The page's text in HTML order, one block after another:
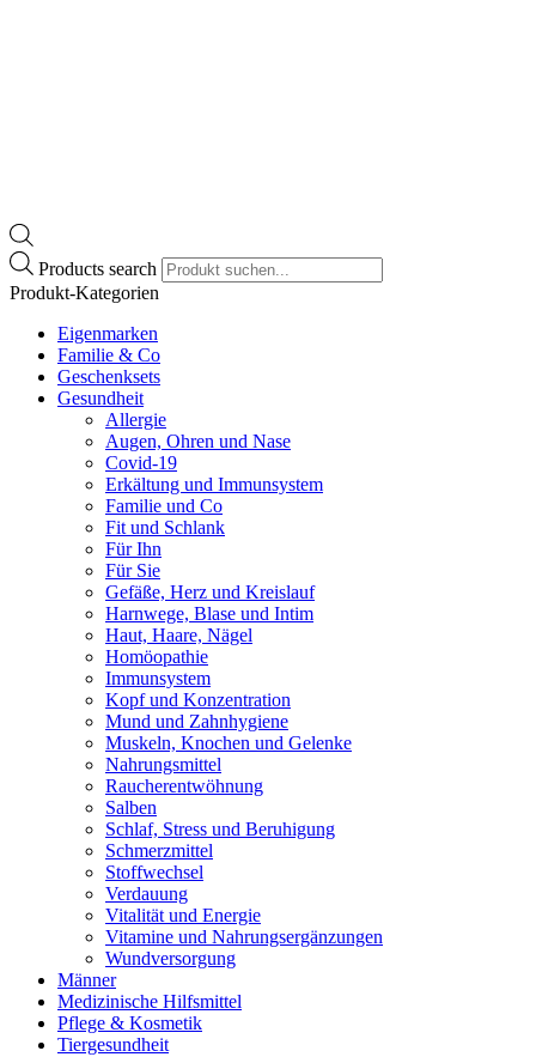
Products search
Produkt-Kategorien
Eigenmarken
Familie & Co
Geschenksets
Gesundheit
Allergie
Augen, Ohren und Nase
Covid-19
Erkältung und Immunsystem
Familie und Co
Fit und Schlank
Für Ihn
Für Sie
Gefäße, Herz und Kreislauf
Harnwege, Blase und Intim
Haut, Haare, Nägel
Homöopathie
Immunsystem
Kopf und Konzentration
Mund und Zahnhygiene
Muskeln, Knochen und Gelenke
Nahrungsmittel
Raucherentwöhnung
Salben
Schlaf, Stress und Beruhigung
Schmerzmittel
Stoffwechsel
Verdauung
Vitalität und Energie
Vitamine und Nahrungsergänzungen
Wundversorgung
Männer
Medizinische Hilfsmittel
Pflege & Kosmetik
Tiergesundheit